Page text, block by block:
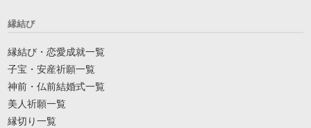
縁結び
縁結び・恋愛成就一覧
子宝・安産祈願一覧
神前・仏前結婚式一覧
美人祈願一覧
縁切り一覧